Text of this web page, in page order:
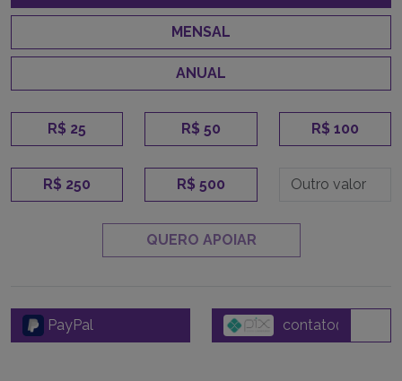
MENSAL
ANUAL
R$ 25 R$ 50 R$ 100
R$ 250 R$ 500
QUERO APOIAR
PayPal